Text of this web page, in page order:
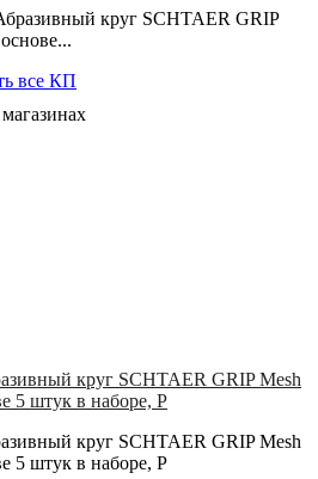
круг SCHTAER GRIP
все КП
круг SCHTAER GRIP Mesh
5 штук в наборе, Р
круг SCHTAER GRIP Mesh
5 штук в наборе, Р